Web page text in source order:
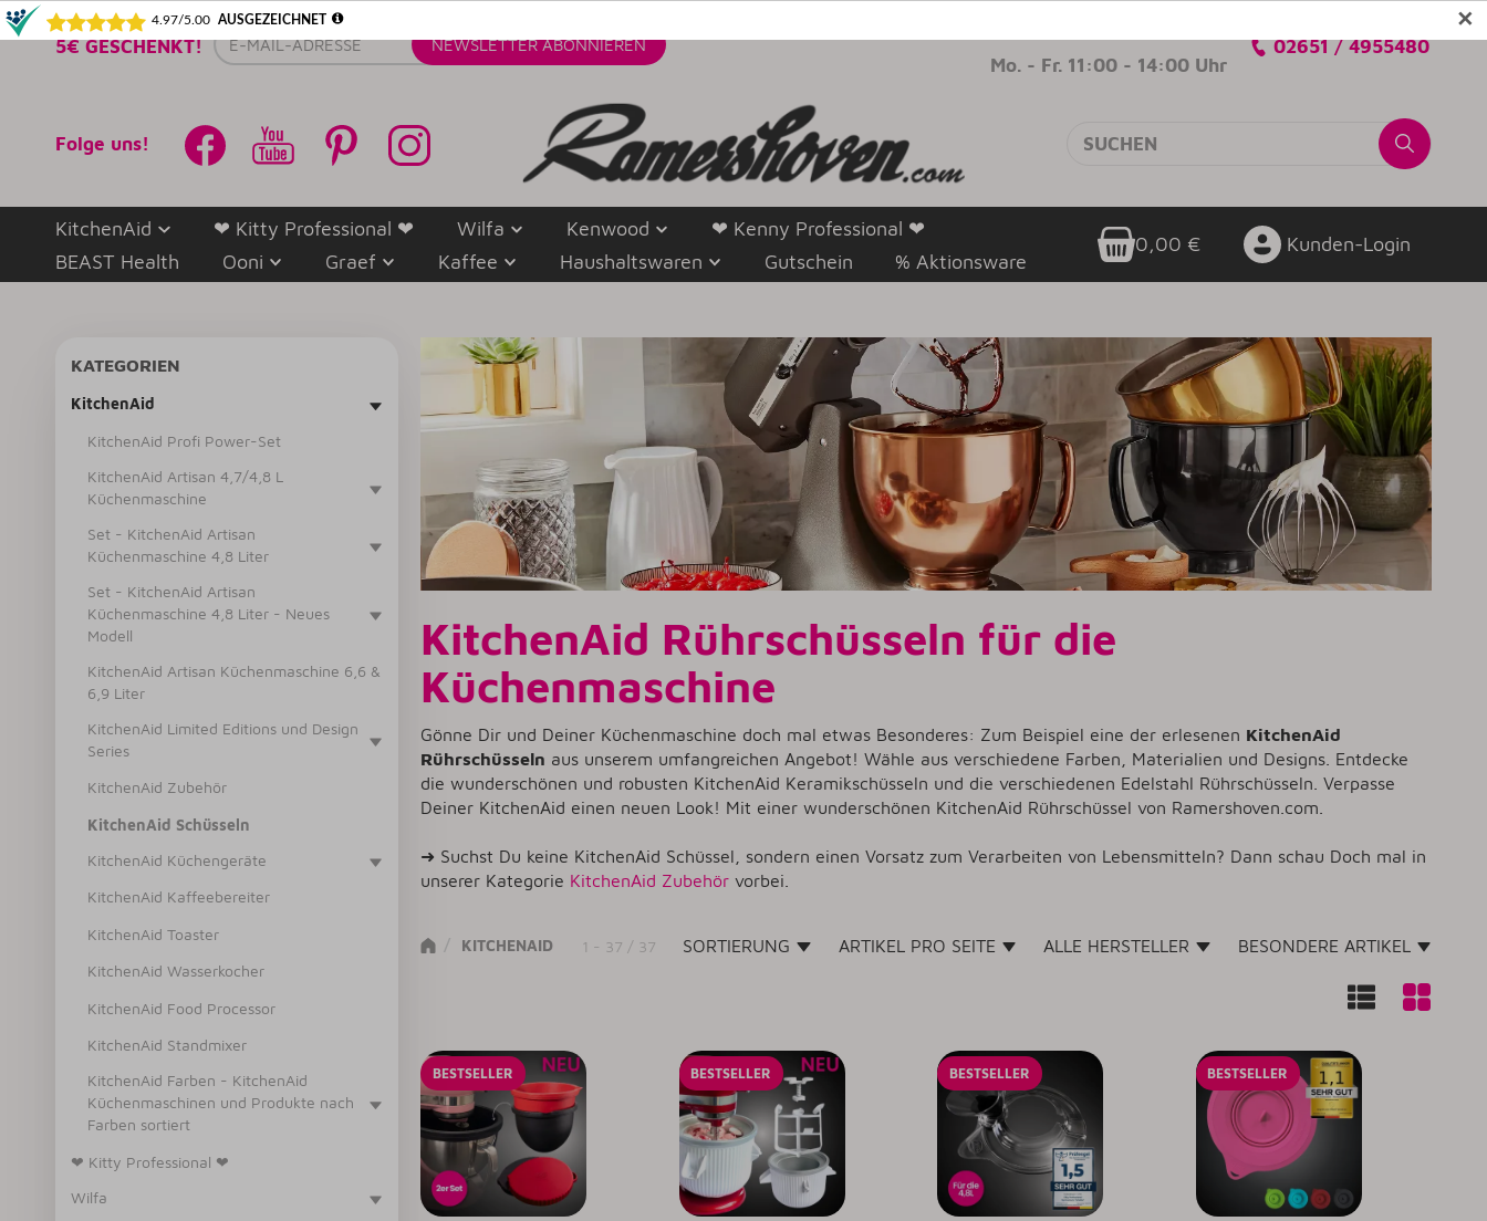
✕
5€ GESCHENKT! E-
Mail-
NEWSLETTER ABONNIEREN
Mo. - Fr. 11:00 - 14:00 Uhr
02651 / 4955480
Folge uns!
KitchenAid ❤ Kitty Professional ❤ Wilfa Kenwood
❤ Kenny Professional ❤
BEAST Health
Ooni Graef Kaffee Haushaltswaren Gutschein % Aktionsware
0,00 € Kunden-Login
KitchenAid Rührschüsseln für die
Küchenmaschine
Gönne Dir und Deiner Küchenmaschine doch mal etwas Besonderes: Zum Beispiel eine der erlesenen KitchenAid
Rührschüsseln aus unserem umfangreichen Angebot! Wähle aus verschiedene Farben, Materialien und Designs. Entdecke
die wunderschönen und robusten KitchenAid Keramikschüsseln und die verschiedenen Edelstahl Rührschüsseln. Verpasse
Deiner KitchenAid einen neuen Look! Mit einer wunderschönen KitchenAid Rührschüssel von Ramershoven.com.
➜ Suchst Du keine KitchenAid Schüssel, sondern einen Vorsatz zum Verarbeiten von Lebensmitteln? Dann schau Doch mal in
unserer Kategorie KitchenAid Zubehör vorbei.
KITCHENAID 1 - 37 / 37 SORTIERUNG ARTIKEL PRO SEITE ALLE HERSTELLER BESONDERE ARTIKEL
BESTSELLER BESTSELLER BESTSELLER BESTSELLER
KATEGORIEN
KitchenAid
KitchenAid Profi Power-Set
KitchenAid Artisan 4,7/4,8 L
Küchenmaschine
Set - KitchenAid Artisan
Küchenmaschine 4,8 Liter
Set - KitchenAid Artisan
Küchenmaschine 4,8 Liter - Neues
Modell
KitchenAid Artisan Küchenmaschine 6,6 &
6,9 Liter
KitchenAid Limited Editions und Design
Series
KitchenAid Zubehör
KitchenAid Schüsseln
KitchenAid Küchengeräte
KitchenAid Kaffeebereiter
KitchenAid Toaster
KitchenAid Wasserkocher
KitchenAid Food Processor
KitchenAid Standmixer
KitchenAid Farben - KitchenAid
Küchenmaschinen und Produkte nach
Farben sortiert
❤ Kitty Professional ❤
Wilfa